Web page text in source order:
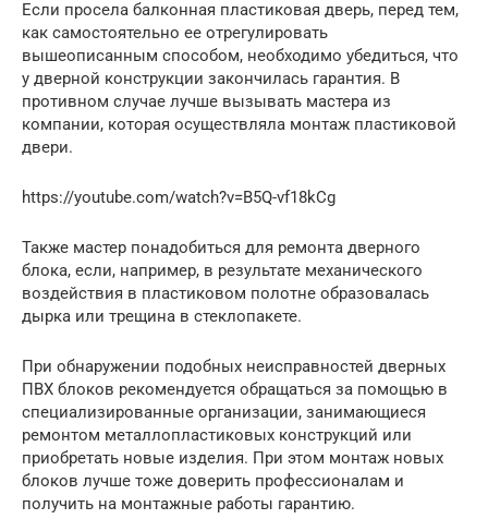
Если просела балконная пластиковая дверь, перед тем,
как самостоятельно ее отрегулировать
вышеописанным способом, необходимо убедиться, что
у дверной конструкции закончилась гарантия. В
противном случае лучше вызывать мастера из
компании, которая осуществляла монтаж пластиковой
двери.
https://youtube.com/watch?v=B5Q-vf18kCg
Также мастер понадобиться для ремонта дверного
блока, если, например, в результате механического
воздействия в пластиковом полотне образовалась
дырка или трещина в стеклопакете.
При обнаружении подобных неисправностей дверных
ПВХ блоков рекомендуется обращаться за помощью в
специализированные организации, занимающиеся
ремонтом металлопластиковых конструкций или
приобретать новые изделия. При этом монтаж новых
блоков лучше тоже доверить профессионалам и
получить на монтажные работы гарантию.